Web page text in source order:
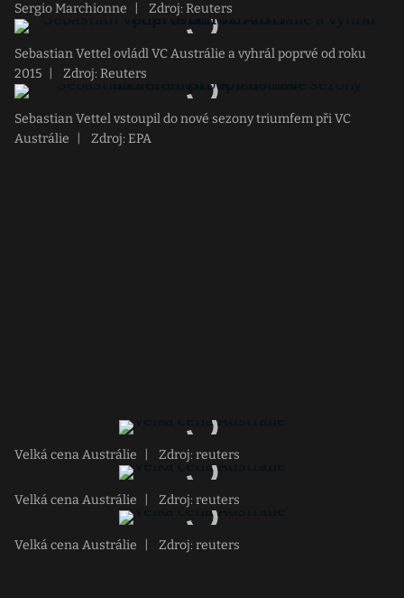
Sergio Marchionne Zdroj: Reuters
Sebastian Vettel ovládl VC Austrálie a vyhrál poprvé od roku
2015
Zdroj: Reuters
Sebastian Vettel vstoupil do nové sezony triumfem při VC
Austrálie
Zdroj: EPA
Velká cena Austrálie Zdroj: reuters
Velká cena Austrálie Zdroj: reuters
Velká cena Austrálie Zdroj: reuters